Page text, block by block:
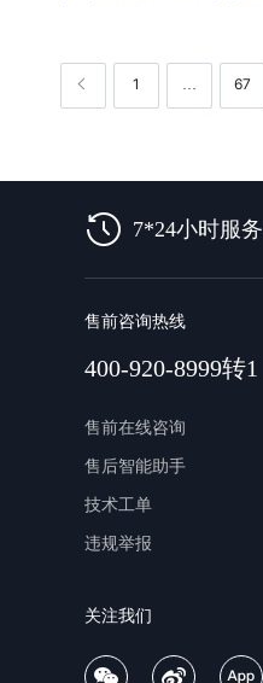
1 … 67
7*24小时服务
售前咨询热线
400-920-8999转1
售前在线咨询
售后智能助手
技术工单
违规举报
关注我们